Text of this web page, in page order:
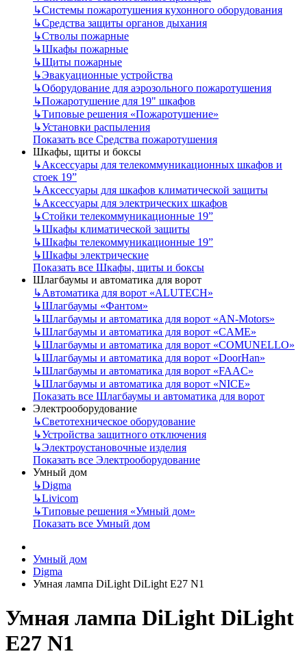
↳Системы пожаротушения кухонного оборудования
↳Средства защиты органов дыхания
↳Стволы пожарные
↳Шкафы пожарные
↳Щиты пожарные
↳Эвакуационные устройства
↳Оборудование для аэрозольного пожаротушения
↳Пожаротушение для 19" шкафов
↳Типовые решения «Пожаротушение»
↳Установки распыления
Показать все Средства пожаротушения
Шкафы, щиты и боксы
↳Аксессуары для телекоммуникационных шкафов и
стоек 19”
↳Аксессуары для шкафов климатической защиты
↳Аксессуары для электрических шкафов
↳Стойки телекоммуникационные 19”
↳Шкафы климатической защиты
↳Шкафы телекоммуникационные 19”
↳Шкафы электрические
Показать все Шкафы, щиты и боксы
Шлагбаумы и автоматика для ворот
↳Автоматика для ворот «ALUTECH»
↳Шлагбаумы «Фантом»
↳Шлагбаумы и автоматика для ворот «AN-Motors»
↳Шлагбаумы и автоматика для ворот «CAME»
↳Шлагбаумы и автоматика для ворот «COMUNELLO»
↳Шлагбаумы и автоматика для ворот «DoorHan»
↳Шлагбаумы и автоматика для ворот «FAAC»
↳Шлагбаумы и автоматика для ворот «NICE»
Показать все Шлагбаумы и автоматика для ворот
Электрооборудование
↳Светотехническое оборудование
↳Устройства защитного отключения
↳Электроустановочные изделия
Показать все Электрооборудование
Умный дом
↳Digma
↳Livicom
↳Типовые решения «Умный дом»
Показать все Умный дом
Умный дом
Digma
Умная лампа DiLight DiLight E27 N1
Умная лампа DiLight DiLight
E27 N1